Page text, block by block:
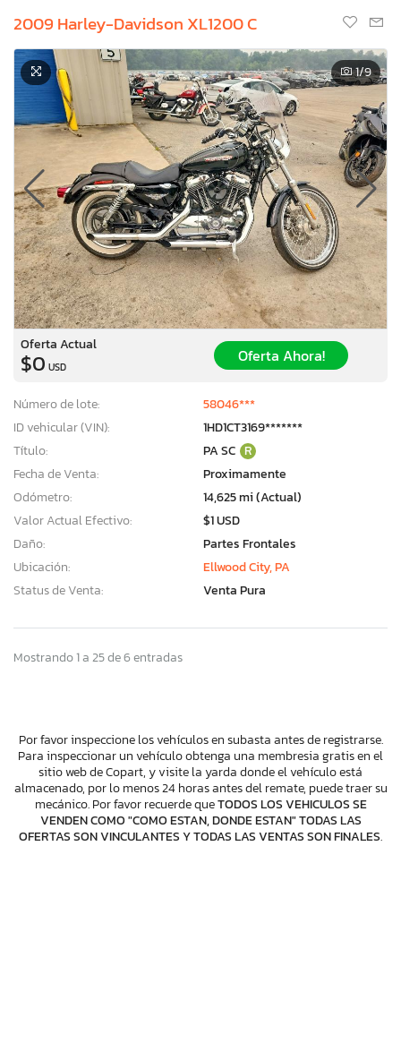
2009 Harley-Davidson XL1200 C
1/9
Oferta Actual
$0 USD
Oferta Ahora!
Número de lote:
58046***
ID vehicular (VIN):
1HD1CT3169*******
Título:
PA SC R
Fecha de Venta:
Proximamente
Odómetro:
14,625 mi (Actual)
Valor Actual Efectivo:
$1 USD
Daño:
Partes Frontales
Ubicación:
Ellwood City, PA
Status de Venta:
Venta Pura
Mostrando 1 a 25 de 6 entradas
Por favor inspeccione los vehículos en subasta antes de registrarse.
Para inspeccionar un vehículo obtenga una membresia gratis en el
sitio web de Copart, y visite la yarda donde el vehículo está
almacenado, por lo menos 24 horas antes del remate, puede traer su
mecánico. Por favor recuerde queTODOS LOS VEHICULOS SE
VENDEN COMO "COMO ESTAN, DONDE ESTAN" TODAS LAS
OFERTAS SON VINCULANTES Y TODAS LAS VENTAS SON FINALES.